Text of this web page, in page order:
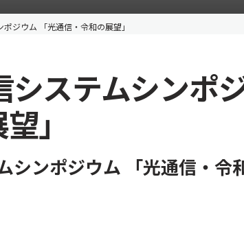
ジウム 「光通信・令和の展望」
ステムシンポ
」
シンポジウム 「光通信・令